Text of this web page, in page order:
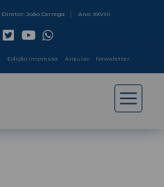
Diretor: João Carrega Ano: XXVIII
Edição Impressa Arquivo Newsletter